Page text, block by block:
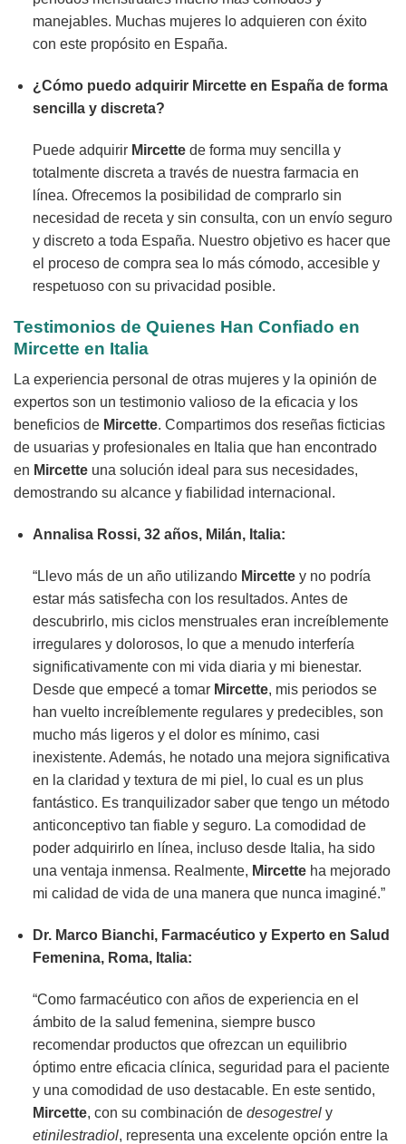
manejables. Muchas mujeres lo adquieren con éxito
con este propósito en España.
¿Cómo puedo adquirir Mircetteen España de forma
sencilla y discreta?
Puede adquirir Mircettede forma muy sencilla y
totalmente discreta a través de nuestra farmacia en
línea. Ofrecemos la posibilidad de comprarlo sin
necesidad de receta y sin consulta, con un envío seguro
y discreto a toda España. Nuestro objetivo es hacer que
el proceso de compra sea lo más cómodo, accesible y
respetuoso con su privacidad posible.
Testimonios de Quienes Han Confiado en
Mircette en Italia
La experiencia personal de otras mujeres y la opinión de
expertos son un testimonio valioso de la eficacia y los
beneficios de Mircette. Compartimos dos reseñas ficticias
de usuarias y profesionales en Italia que han encontrado
en Mircette una solución ideal para sus necesidades,
demostrando su alcance y fiabilidad internacional.
Annalisa Rossi, 32 años, Milán, Italia:
“Llevo más de un año utilizando Mircettey no podría
estar más satisfecha con los resultados. Antes de
descubrirlo, mis ciclos menstruales eran increíblemente
irregulares y dolorosos, lo que a menudo interfería
significativamente con mi vida diaria y mi bienestar.
Desde que empecé a tomar Mircette, mis periodos se
han vuelto increíblemente regulares y predecibles, son
mucho más ligeros y el dolor es mínimo, casi
inexistente. Además, he notado una mejora significativa
en la claridad y textura de mi piel, lo cual es un plus
fantástico. Es tranquilizador saber que tengo un método
anticonceptivo tan fiable y seguro. La comodidad de
poder adquirirlo en línea, incluso desde Italia, ha sido
una ventaja inmensa. Realmente, Mircetteha mejorado
mi calidad de vida de una manera que nunca imaginé.”
Dr. Marco Bianchi, Farmacéutico y Experto en Salud
Femenina, Roma, Italia:
“Como farmacéutico con años de experiencia en el
ámbito de la salud femenina, siempre busco
recomendar productos que ofrezcan un equilibrio
óptimo entre eficacia clínica, seguridad para el paciente
y una comodidad de uso destacable. En este sentido,
Mircette, con su combinación de desogestrely
etinilestradiol, representa una excelente opción entre la